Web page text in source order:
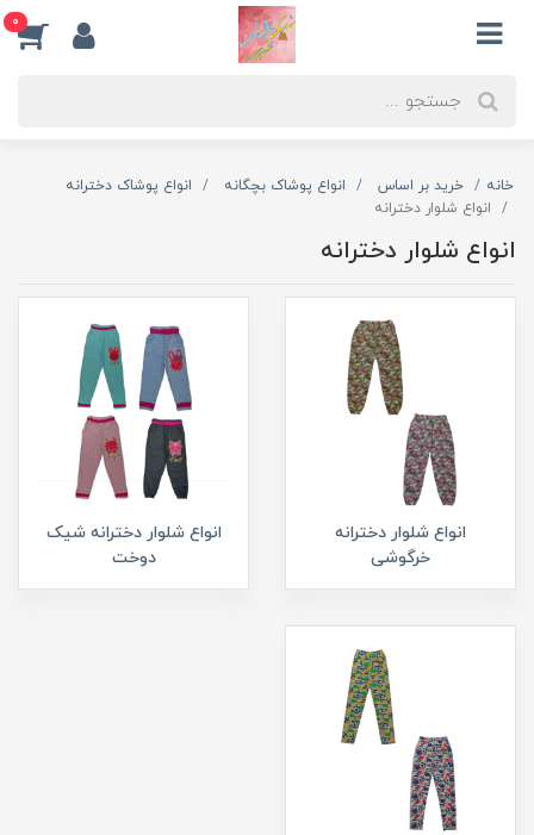
0
خانه خرید بر اساس انواع پوشاک بچگانه
انواع پوشاک دخترانه
انواع شلوار دخترانه
انواع شلوار دخترانه
انواع شلوار دخترانه
خرگوشی
انواع شلوار دخترانه شیک
دوخت